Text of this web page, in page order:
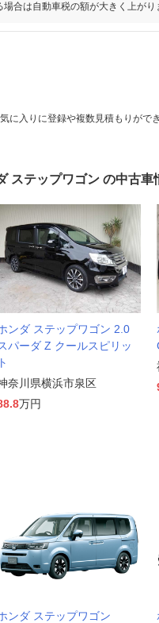
合は自動車税の額が大きく上がり
に入りに登録や複数見積もりがで
ステップワゴン の中古車
ンダ ステップワゴン 2.0
パーダ Z クールスピリッ
ト
奈川県横浜市泉区
万円
ンダ ステップワゴン